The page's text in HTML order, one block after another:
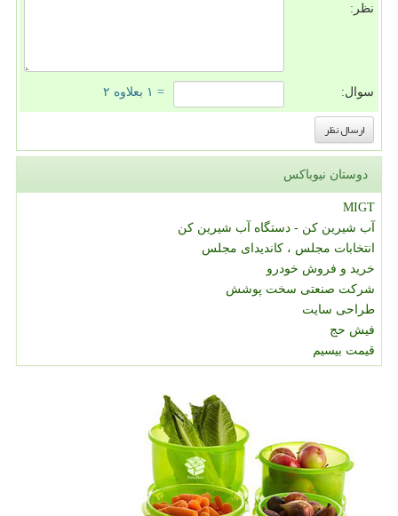
نظر:
سوال: = ۱ بعلاوه ۲
دوستان نیوباکس
MIGT
آب شیرین کن - دستگاه آب شیرین کن
انتخابات مجلس ، کاندیدای مجلس
خرید و فروش خودرو
شرکت صنعتی سخت پوشش
طراحی سایت
فیش حج
قیمت بیسیم